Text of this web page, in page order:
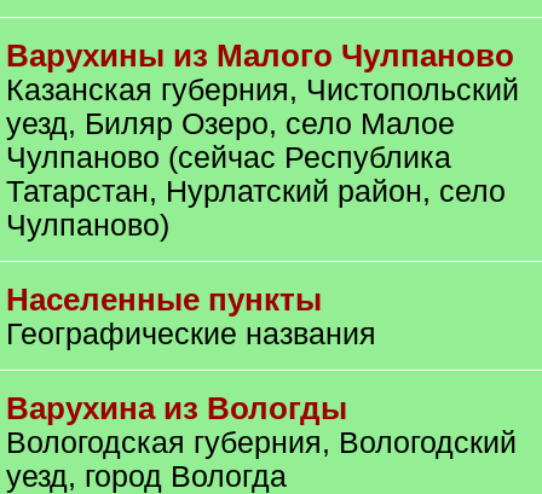
Варухины из Малого Чулпаново
Казанская губерния, Чистопольский
уезд, Биляр Озеро, село Малое
Чулпаново (сейчас Республика
Татарстан, Нурлатский район, село
Чулпаново)
Населенные пункты
Географические названия
Варухина из Вологды
Вологодская губерния, Вологодский
уезд, город Вологда